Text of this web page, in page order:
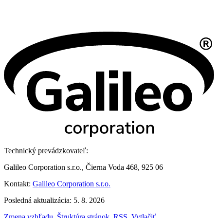
Technický prevádzkovateľ:
Galileo Corporation s.r.o., Čierna Voda 468, 925 06
Kontakt: Galileo Corporation s.r.o.
Posledná aktualizácia: 5. 8. 2026